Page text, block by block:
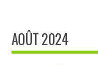
AOÛT 2024